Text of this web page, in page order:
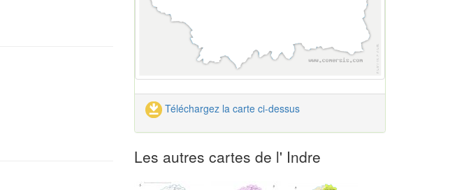
Téléchargez la carte ci-dessus
Les autres cartes de l' Indre